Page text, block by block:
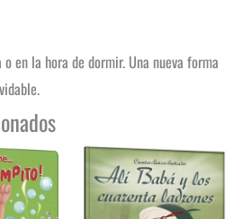
en la hora de dormir. Una nueva forma